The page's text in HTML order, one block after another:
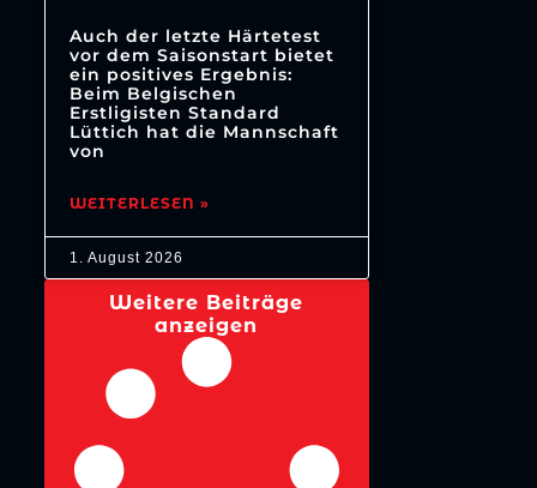
Auch der letzte Härtetest
vor dem Saisonstart bietet
ein positives Ergebnis:
Beim Belgischen
Erstligisten Standard
Lüttich hat die Mannschaft
von
WEITERLESEN »
1. August 2026
Weitere Beiträge
anzeigen